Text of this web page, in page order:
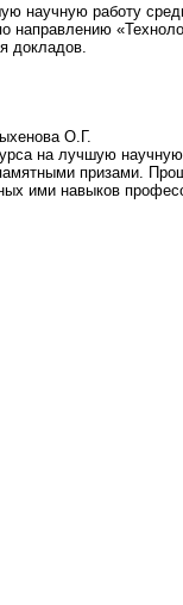
научную работу
докладов.
О.Г.
на лучшую
призами.
ими навыков